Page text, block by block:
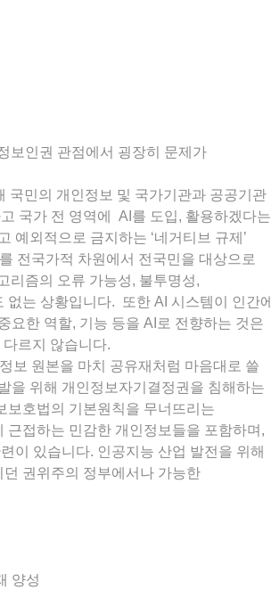
보인권 관점에서 굉장히 문제가
국민의 개인정보 및 국가기관과 공공기관
국가 전 영역에 AI를 도입, 활용하겠다는
예외적으로 금지하는 ‘네거티브 규제’
전국가적 차원에서 전국민을 대상으로
리즘의 오류 가능성, 불투명성,
는 상황입니다. 또한 AI 시스템이 인간에
요한 역할, 기능 등을 AI로 전향하는 것은
르지 않습니다.
보 원본을 마치 공유재처럼 마음대로 쓸
을 위해 개인정보자기결정권을 침해하는
보호법의 기본원칙을 무너뜨리는
접하는 민감한 개인정보들을 포함하며,
이 있습니다. 인공지능 산업 발전을 위해
권위주의 정부에서나 가능한
양성